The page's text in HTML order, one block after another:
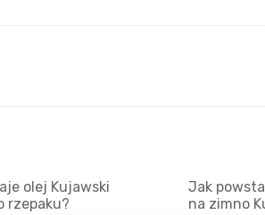
olej Kujawski
rzepaku?
Jak
na zimno